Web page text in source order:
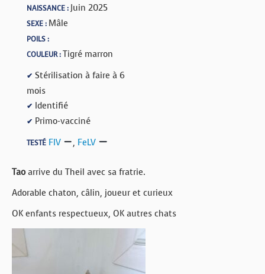
NAISSANCE : Juin 2025
SEXE : Mâle
POILS :
COULEUR :Tigré marron
✔ Stérilisation à faire à 6
mois
✔ Identifié
✔ Primo-vacciné
TESTÉ FIV , FeLV
Taoarrive du Theil avec sa fratrie.
Adorable chaton, câlin, joueur et curieux
OK enfants respectueux, OK autres chats